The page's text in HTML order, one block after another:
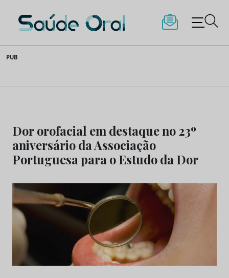
to
content
Saúde Oral
PUB
Dor orofacial em destaque no 23º
aniversário da Associação
Portuguesa para o Estudo da Dor